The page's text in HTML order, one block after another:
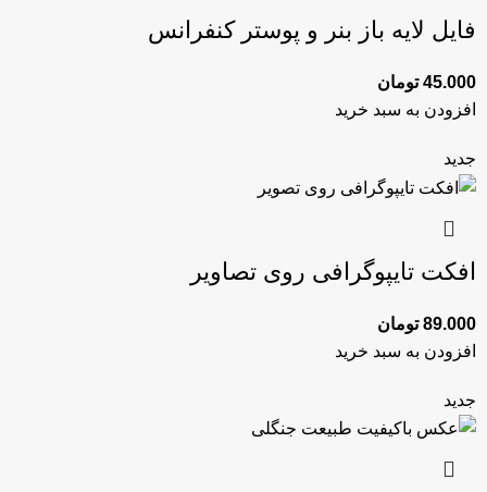
فایل لایه‌ باز بنر و پوستر کنفرانس
45.000 تومان
افزودن به سبد خرید
جدید
افکت تایپوگرافی روی تصاویر
89.000 تومان
افزودن به سبد خرید
جدید